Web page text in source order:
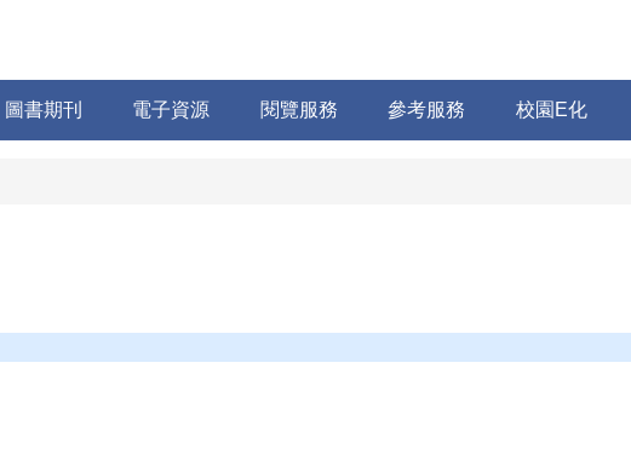
圖書期刊 電子資源 閱覽服務 參考服務 校園E化